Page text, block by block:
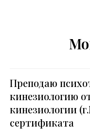
Преподаю
кинезиологию
кинезиологии
сертификата